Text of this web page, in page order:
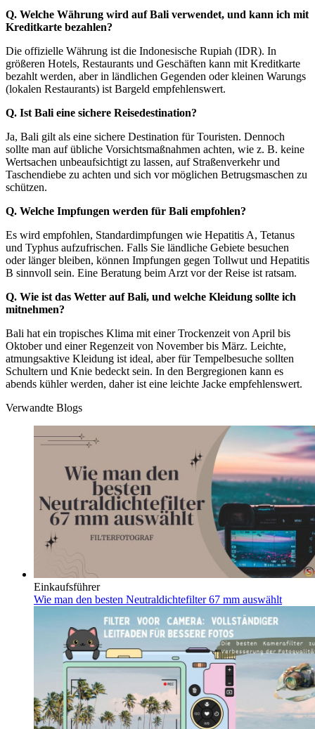
Q. Welche Währung wird auf Bali verwendet, und kann ich mit
Kreditkarte bezahlen?
Die offizielle Währung ist die Indonesische Rupiah (IDR). In
größeren Hotels, Restaurants und Geschäften kann mit Kreditkarte
bezahlt werden, aber in ländlichen Gegenden oder kleinen Warungs
(lokalen Restaurants) ist Bargeld empfehlenswert.
Q. Ist Bali eine sichere Reisedestination?
Ja, Bali gilt als eine sichere Destination für Touristen. Dennoch
sollte man auf übliche Vorsichtsmaßnahmen achten, wie z. B. keine
Wertsachen unbeaufsichtigt zu lassen, auf Straßenverkehr und
Taschendiebe zu achten und sich vor möglichen Betrugsmaschen zu
schützen.
Q. Welche Impfungen werden für Bali empfohlen?
Es wird empfohlen, Standardimpfungen wie Hepatitis A, Tetanus
und Typhus aufzufrischen. Falls Sie ländliche Gebiete besuchen
oder länger bleiben, können Impfungen gegen Tollwut und Hepatitis
B sinnvoll sein. Eine Beratung beim Arzt vor der Reise ist ratsam.
Q. Wie ist das Wetter auf Bali, und welche Kleidung sollte ich
mitnehmen?
Bali hat ein tropisches Klima mit einer Trockenzeit von April bis
Oktober und einer Regenzeit von November bis März. Leichte,
atmungsaktive Kleidung ist ideal, aber für Tempelbesuche sollten
Schultern und Knie bedeckt sein. In den Bergregionen kann es
abends kühler werden, daher ist eine leichte Jacke empfehlenswert.
Verwandte Blogs
Einkaufsführer
Wie man den besten Neutraldichtefilter 67 mm auswählt